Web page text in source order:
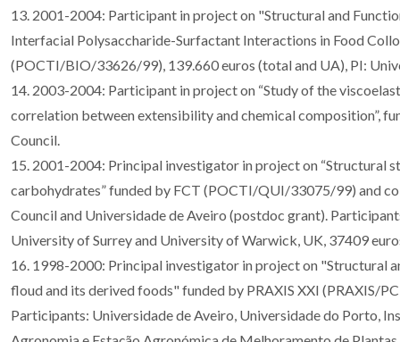
13. 2001-2004: Participant in project on "Structural and
Interfacial Polysaccharide-Surfactant Interactions in Food
(POCTI/BIO/33626/99), 139.660 euros (total and UA), PI:
14. 2003-2004: Participant in project on “Study of the
correlation between extensibility and chemical composition”,
Council.
15. 2001-2004: Principal investigator in project on “Structural
carbohydrates” funded by FCT (POCTI/QUI/33075/99) and
Council and Universidade de Aveiro (postdoc grant).
University of Surrey and University of Warwick, UK, 37409
16. 1998-2000: Principal investigator in project on "Structural
floud and its derived foods" funded by PRAXIS XXI (PRAXIS/
Participants: Universidade de Aveiro, Universidade do Porto,